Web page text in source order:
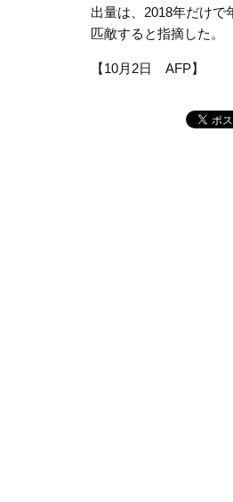
出量は、2018年だけで
匹敵すると指摘した。
【10月2日 AFP】